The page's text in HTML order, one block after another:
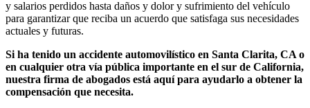
y salarios perdidos hasta daños y dolor y sufrimiento del vehículo
para garantizar que reciba un acuerdo que satisfaga sus necesidades
actuales y futuras.
Si ha tenido un accidente automovilístico en Santa Clarita, CA o
en cualquier otra vía pública importante en el sur de California,
nuestra firma de abogados está aquí para ayudarlo a obtener la
compensación que necesita.